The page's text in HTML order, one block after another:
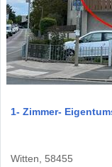
1- Zimmer-
Witten, 58455